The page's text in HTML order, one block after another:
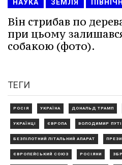
НАУКА ЗЕМЛЯ
Він стрибав по
при цьому
собакою (фото).
ТЕГИ
РОСІЯ УКРАЇНА ДОНАЛЬД ТРАМП
УКРАЇНЦІ ЄВРОПА ВОЛОДИМИР
БЕЗПІЛОТНИЙ ЛІТАЛЬНИЙ АПАРАТ
ЄВРОПЕЙСЬКИЙ СОЮЗ РОСІЯНИ